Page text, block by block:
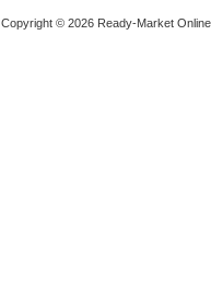
Copyright © 2026 Ready-Market